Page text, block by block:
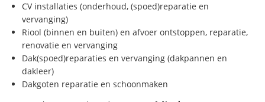
CV installaties (onderhoud, (spoed)reparatie en
vervanging)
Riool (binnen en buiten) en afvoer ontstoppen, reparatie,
renovatie en vervanging
Dak(spoed)reparaties en vervanging (dakpannen en
dakleer)
Dakgoten reparatie en schoonmaken